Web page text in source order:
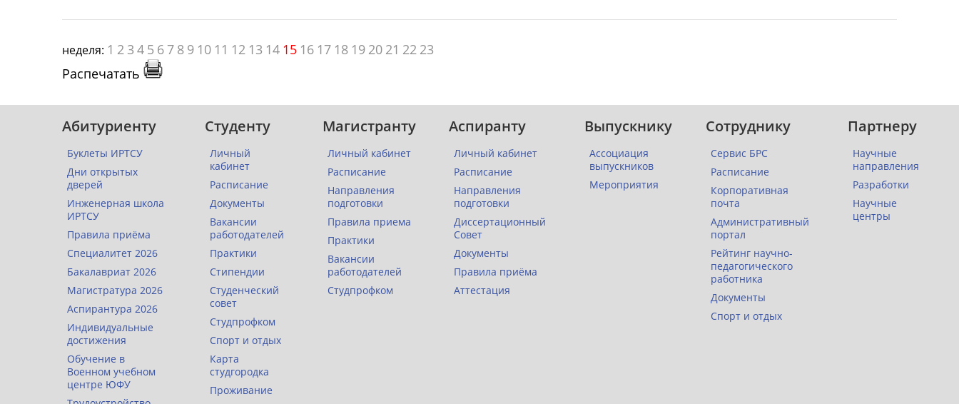
неделя: 1 2 3 4 5 6 7 8 9 10 11 12 13 14 15 16 17 18 19 20 21 22 23
Распечатать
Абитуриенту
Буклеты ИРТСУ
Дни открытых
дверей
Инженерная школа
ИРТСУ
Правила приёма
Специалитет 2026
Бакалавриат 2026
Магистратура 2026
Аспирантура 2026
Индивидуальные
достижения
Обучение в
Военном учебном
центре ЮФУ
Студенту
Личный
кабинет
Расписание
Документы
Вакансии
работодателей
Практики
Стипендии
Студенческий
совет
Студпрофком
Спорт и отдых
Карта
студгородка
Проживание
Магистранту
Личный кабинет
Расписание
Направления
подготовки
Правила приема
Практики
Вакансии
работодателей
Студпрофком
Аспиранту
Личный кабинет
Расписание
Направления
подготовки
Диссертационный
Совет
Документы
Правила приёма
Аттестация
Выпускнику
Ассоциация
выпускников
Мероприятия
Сотруднику
Сервис БРС
Расписание
Корпоративная
почта
Административный
портал
Рейтинг научно-
педагогического
работника
Документы
Спорт и отдых
Партнеру
Научные
направления
Разработки
Научные
центры